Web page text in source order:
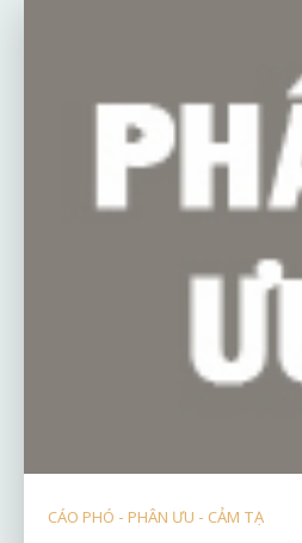
CÁO PHÓ - PHÂN ƯU - CẢM TẠ